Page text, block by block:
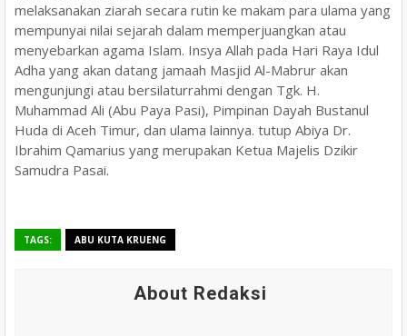
melaksanakan ziarah secara rutin ke makam para ulama yang
mempunyai nilai sejarah dalam memperjuangkan atau
menyebarkan agama Islam. Insya Allah pada Hari Raya Idul
Adha yang akan datang jamaah Masjid Al-Mabrur akan
mengunjungi atau bersilaturrahmi dengan Tgk. H.
Muhammad Ali (Abu Paya Pasi), Pimpinan Dayah Bustanul
Huda di Aceh Timur, dan ulama lainnya. tutup Abiya Dr.
Ibrahim Qamarius yang merupakan Ketua Majelis Dzikir
Samudra Pasai.
TAGS: ABU KUTA KRUENG
About Redaksi